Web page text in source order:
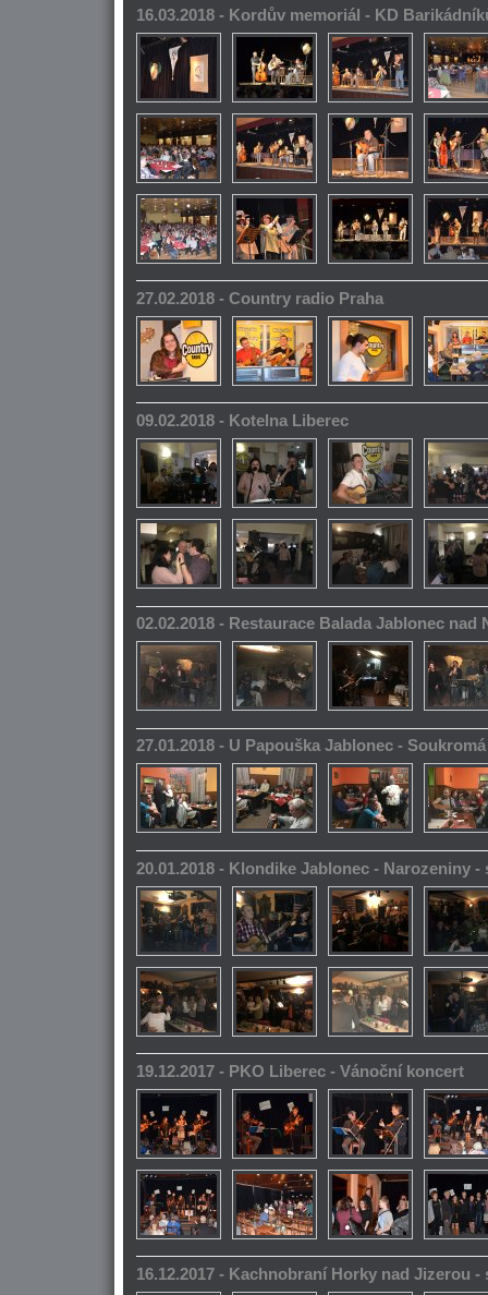
16.03.2018 - Kordův memoriál - KD
27.02.2018 - Country radio Praha
09.02.2018 - Kotelna Liberec
02.02.2018 - Restaurace Balada Jablonec nad
27.01.2018 - U Papouška Jablonec -
20.01.2018 - Klondike Jablonec - Narozeniny -
19.12.2017 - PKO Liberec - Vánoční koncert
16.12.2017 - Kachnobraní Horky nad Jizerou -